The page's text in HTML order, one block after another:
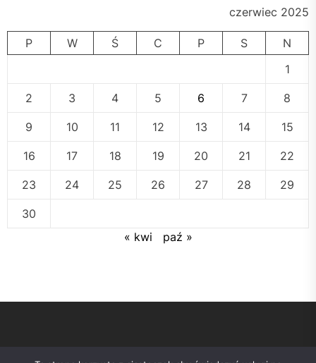
czerwiec 2025
P W Ś C P S
N
1
2 3 4 5 6 7 8
9 10 11 12 13 14 15
16 17 18 19 20 21 22
23 24 25 26 27 28 29
30
« kwi
paź »